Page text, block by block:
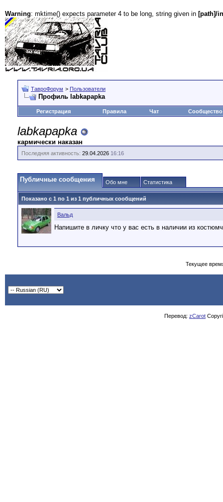
Warning: mktime() expects parameter 4 to be long, string given in [path]/
ТавроФорум > Пользователи
Профиль labkapapka
Регистрация Правила Чат Сообщество
labkapapka
кармически наказан
Последняя активность: 29.04.2026 16:16
Публичные сообщения Обо мне Статистика
Показано с 1 по 1 из 1 публичных сообщений
Вальд
Напишите в личку что у вас есть в наличии из
Текущее
Перевод: zCarot